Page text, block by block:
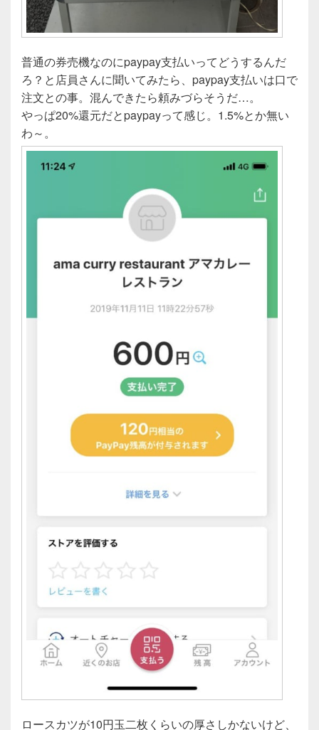
普通の券売機なのにpaypay支払いってどうするんだ
ろ？と店員さんに聞いてみたら、paypay支払いは口で
注文との事。混んできたら頼みづらそうだ…。
やっぱ20%還元だとpaypayって感じ。1.5%とか無い
わ～。
ロースカツが10円玉二枚くらいの厚さしかないけど、